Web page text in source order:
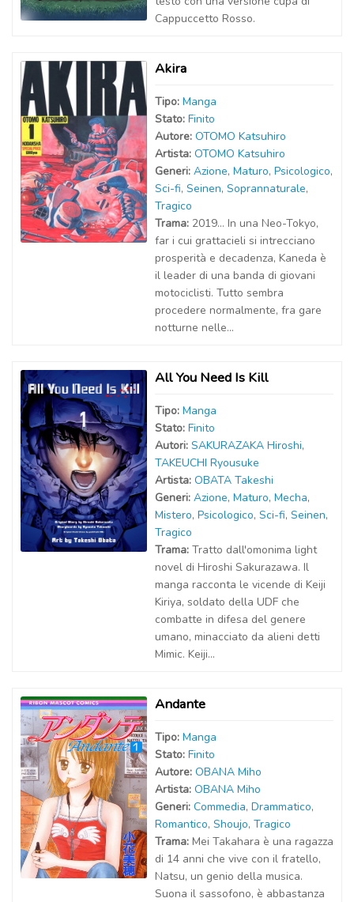
Cappuccetto Rosso.
Akira
Tipo: Manga
Stato: Finito
Autore: OTOMO Katsuhiro
Artista: OTOMO Katsuhiro
Generi: Azione, Maturo, Psicologico,
Sci-fi, Seinen, Soprannaturale,
Tragico
Trama: 2019… In una Neo-Tokyo,
far i cui grattacieli si intrecciano
prosperità e decadenza, Kaneda è
il leader di una banda di giovani
motociclisti. Tutto sembra
procedere normalmente, fra gare
notturne nelle...
All You Need Is Kill
Tipo: Manga
Stato: Finito
Autori: SAKURAZAKA Hiroshi,
TAKEUCHI Ryousuke
Artista: OBATA Takeshi
Generi: Azione, Maturo, Mecha,
Mistero, Psicologico, Sci-fi, Seinen,
Tragico
Trama: Tratto dall'omonima light
novel di Hiroshi Sakurazawa. Il
manga racconta le vicende di Keiji
Kiriya, soldato della UDF che
combatte in difesa del genere
umano, minacciato da alieni detti
Mimic. Keiji...
Andante
Tipo: Manga
Stato: Finito
Autore: OBANA Miho
Artista: OBANA Miho
Generi: Commedia, Drammatico,
Romantico, Shoujo, Tragico
Trama: Mei Takahara è una ragazza
di 14 anni che vive con il fratello,
Natsu, un genio della musica.
Suona il sassofono, è abbastanza